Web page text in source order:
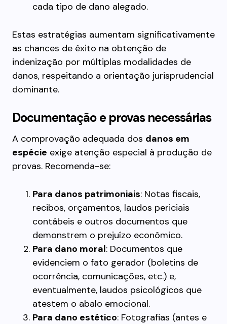
cada tipo de dano alegado.
Estas estratégias aumentam significativamente
as chances de êxito na obtenção de
indenização por múltiplas modalidades de
danos, respeitando a orientação jurisprudencial
dominante.
Documentação e provas necessárias
A comprovação adequada dos danos em
espécie exige atenção especial à produção de
provas. Recomenda-se:
Para danos patrimoniais: Notas fiscais,
recibos, orçamentos, laudos periciais
contábeis e outros documentos que
demonstrem o prejuízo econômico.
Para dano moral: Documentos que
evidenciem o fato gerador (boletins de
ocorrência, comunicações, etc.) e,
eventualmente, laudos psicológicos que
atestem o abalo emocional.
Para dano estético: Fotografias (antes e